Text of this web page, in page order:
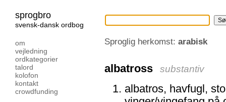
sprogbro
svensk-dansk ordbog
om
vejledning
ordkategorier
talord
kolofon
kontakt
crowdfunding
Sproglig herkomst: arabisk
albatross substantiv
albatros, havfugl,